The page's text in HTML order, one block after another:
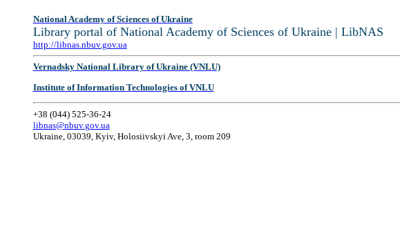
National Academy of Sciences of Ukraine
Library portal of National Academy of Sciences of Ukraine | LibNAS
http://libnas.nbuv.gov.ua
Vernadsky National Library of Ukraine (VNLU)
Institute of Information Technologies of VNLU
+38 (044) 525-36-24
libnas@nbuv.gov.ua
Ukraine, 03039, Kyiv, Holosiivskyi Ave, 3, room 209